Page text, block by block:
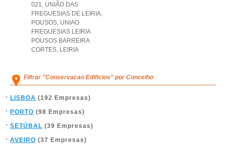
021, UNIÃO DAS
FREGUESIAS DE LEIRIA,
POUSOS, UNIAO
FREGUESIAS LEIRIA
POUSOS BARREIRA
CORTES, LEIRIA
Filtrar "Conservacao Edificios" por Concelho
LISBOA (192 Empresas)
PORTO (98 Empresas)
SETÚBAL (39 Empresas)
AVEIRO (37 Empresas)